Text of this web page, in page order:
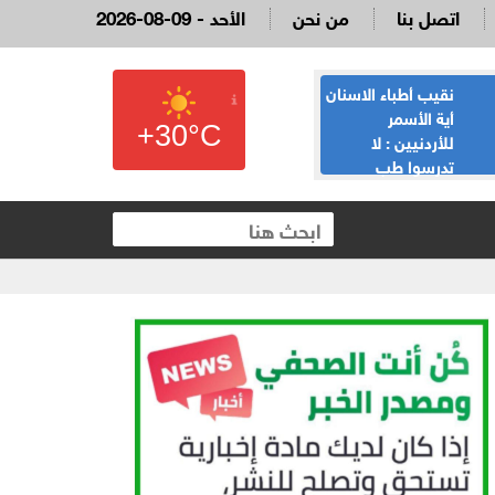
2026-08-09 - الأحد من نحن اتصل بنا
نقيب أطباء الاسنان
أية الأسمر
للأردنيين : لا
تدرسوا طب
القاضي السابق
لؤي عبيدات :لا
تدعوني لمناسبة
يحضرها نائب وقع
+30°C